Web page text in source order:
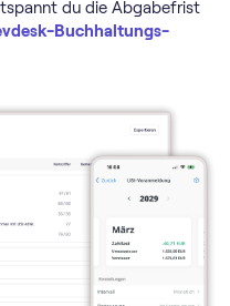
du die Abgabefrist
Buch­haltungs­